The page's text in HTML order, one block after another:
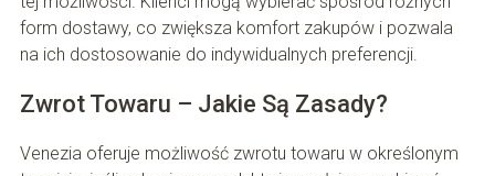
form dostawy, co zwiększa komfort zakupów i pozwala
na ich dostosowanie do indywidualnych preferencji.
Zwrot Towaru – Jakie Są Zasady?
Venezia oferuje możliwość zwrotu towaru w określonym